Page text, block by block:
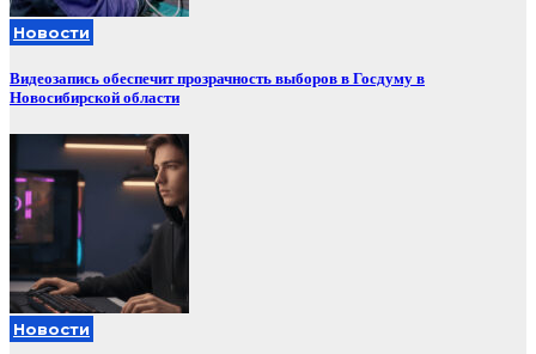
Новости
Видеозапись обеспечит прозрачность выборов в Госдуму в
Новосибирской области
Новости